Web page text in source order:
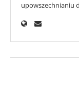
upowszechnianiu